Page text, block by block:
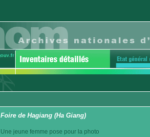
Foire de Hagiang (Ha Giang)
Une jeune femme pose pour la photo